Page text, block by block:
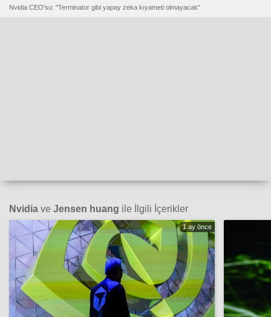
Nvidia CEO'su: "Terminator gibi yapay zeka kıyameti olmayacak"
Nvidia ve Jensen huang ile İlgili İçerikler
1 ay önce